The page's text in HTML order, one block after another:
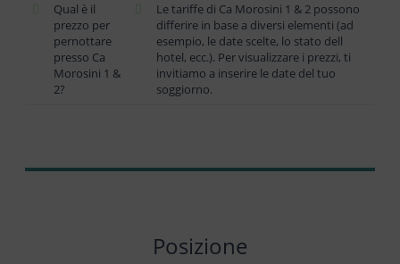
Qual è il
prezzo per
pernottare
presso Ca
Morosini 1 &
2?
Le tariffe di Ca Morosini 1 & 2 possono
differire in base a diversi elementi (ad
esempio, le date scelte, lo stato dell
hotel, ecc.). Per visualizzare i prezzi, ti
invitiamo a inserire le date del tuo
soggiorno.
Posizione